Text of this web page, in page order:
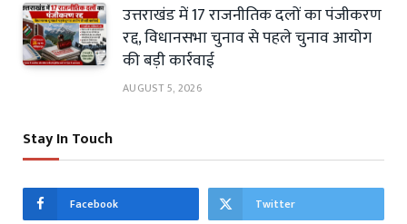
उत्तराखंड में 17 राजनीतिक दलों का पंजीकरण
रद्द, विधानसभा चुनाव से पहले चुनाव आयोग
की बड़ी कार्रवाई
AUGUST 5, 2026
Stay In Touch
Facebook Twitter